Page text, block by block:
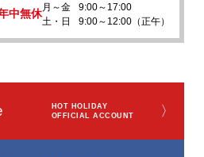
中無休
月～金
9:00～17:00
土・日
9:00～12:00（正午）
HOT HOLIDAY
OFFICIAL ACCOUNT
〉